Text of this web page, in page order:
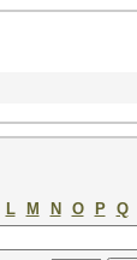
L M N O P
Q